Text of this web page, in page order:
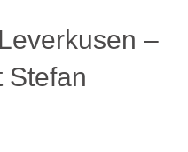
–
Stefan